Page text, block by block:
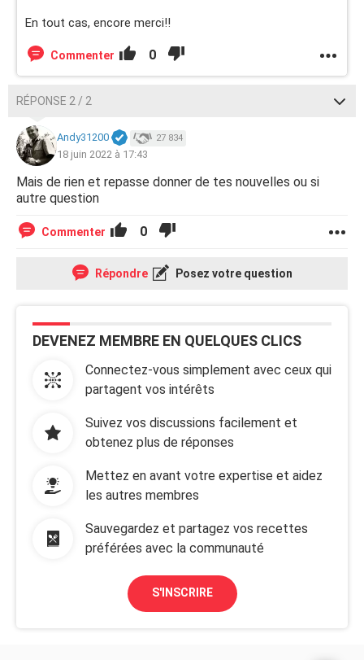
En tout cas, encore merci!!
Commenter 0
RÉPONSE 2 / 2
Andy31200 27 834
18 juin 2022 à 17:43
Mais de rien et repasse donner de tes nouvelles ou si
autre question
Commenter 0
Répondre Posez votre question
DEVENEZ MEMBRE EN QUELQUES CLICS
Connectez-vous simplement avec ceux qui
partagent vos intérêts
Suivez vos discussions facilement et
obtenez plus de réponses
Mettez en avant votre expertise et aidez
les autres membres
Sauvegardez et partagez vos recettes
préférées avec la communauté
S'INSCRIRE